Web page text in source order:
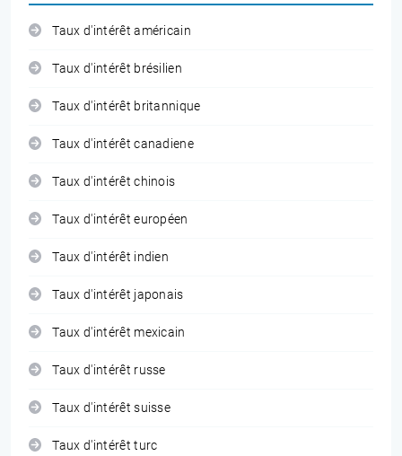
Taux d'intérêt américain
Taux d'intérêt brésilien
Taux d'intérêt britannique
Taux d'intérêt canadiene
Taux d'intérêt chinois
Taux d'intérêt européen
Taux d'intérêt indien
Taux d'intérêt japonais
Taux d'intérêt mexicain
Taux d'intérêt russe
Taux d'intérêt suisse
Taux d'intérêt turc